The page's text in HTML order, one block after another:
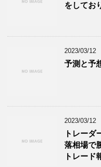
をしてお
2023/03/12
予測と予
2023/03/12
トレーダ
落相場で
トレード